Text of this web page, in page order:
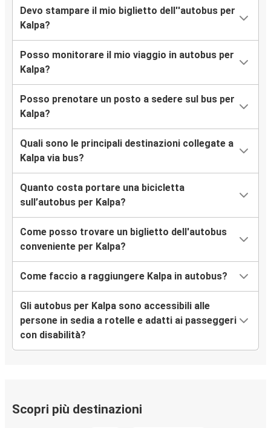
Devo stampare il mio biglietto dell''autobus per
Kalpa?
Posso monitorare il mio viaggio in autobus per
Kalpa?
Posso prenotare un posto a sedere sul bus per
Kalpa?
Quali sono le principali destinazioni collegate a
Kalpa via bus?
Quanto costa portare una bicicletta
sull’autobus per Kalpa?
Come posso trovare un biglietto dell'autobus
conveniente per Kalpa?
Come faccio a raggiungere Kalpa in autobus?
Gli autobus per Kalpa sono accessibili alle
persone in sedia a rotelle e adatti ai passeggeri
con disabilità?
Scopri più destinazioni